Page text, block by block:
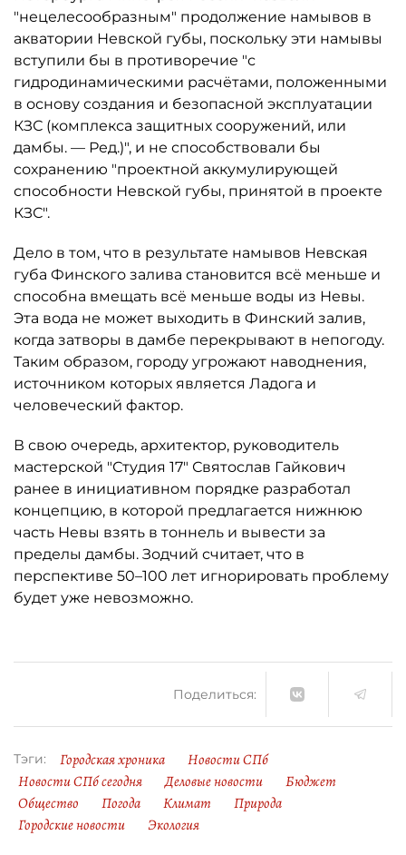
"нецелесообразным" продолжение намывов в
акватории Невской губы, поскольку эти намывы
вступили бы в противоречие "с
гидродинамическими расчётами, положенными
в основу создания и безопасной эксплуатации
КЗС (комплекса защитных сооружений, или
дамбы. — Ред.)", и не способствовали бы
сохранению "проектной аккумулирующей
способности Невской губы, принятой в проекте
КЗС".
Дело в том, что в результате намывов Невская
губа Финского залива становится всё меньше и
способна вмещать всё меньше воды из Невы.
Эта вода не может выходить в Финский залив,
когда затворы в дамбе перекрывают в непогоду.
Таким образом, городу угрожают наводнения,
источником которых является Ладога и
человеческий фактор.
В свою очередь, архитектор, руководитель
мастерской "Студия 17" Святослав Гайкович
ранее в инициативном порядке разработал
концепцию, в которой предлагается нижнюю
часть Невы взять в тоннель и вывести за
пределы дамбы. Зодчий считает, что в
перспективе 50–100 лет игнорировать проблему
будет уже невозможно.
Поделиться:
Тэги: Городская хроника
Новости СПб
Новости СПб сегодня
Деловые новости
Бюджет
Общество
Погода Климат
Природа
Городские новости
Экология